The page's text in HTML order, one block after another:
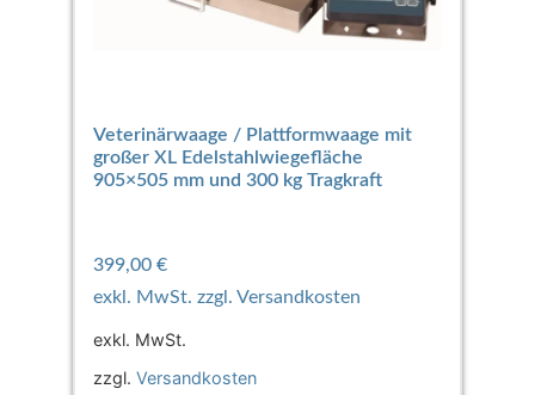
Veterinärwaage / Plattformwaage mit
großer XL Edelstahlwiegefläche
905×505 mm und 300 kg Tragkraft
399,00 €
exkl. MwSt.
zzgl. Versandkosten